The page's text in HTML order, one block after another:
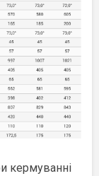
кермуванні